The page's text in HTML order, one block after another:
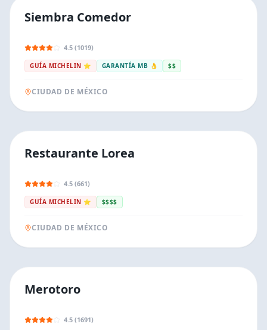
Siembra Comedor
4.5 (1019)
GUÍA MICHELIN ⭐ GARANTÍA MB 👌 $$
CIUDAD DE MÉXICO
Restaurante Lorea
4.5 (661)
GUÍA MICHELIN ⭐ $$$$
CIUDAD DE MÉXICO
Merotoro
4.5 (1691)